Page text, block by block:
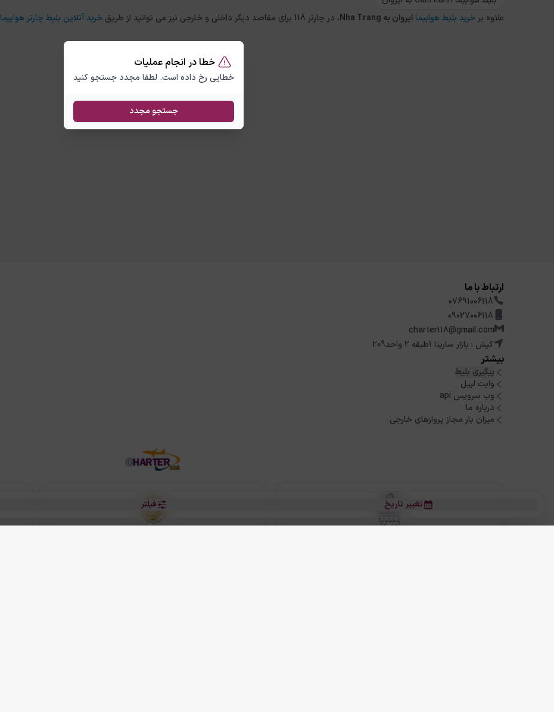
خطا در انجام عملیات
خطایی رخ داده است. لطفا مجدد جستجو کنید
جستجو مجدد
فیلتر تغییر تاریخ
علاوه بر خرید بلیط هواپیما ایروانبه Nha Trang، در چارتر 118 برای مقاصد دیگر داخلی و خارجی نیز می توانید از طریق خرید آنلاین بلیط چارتر هواپیما
ارتباط با ما
07691006118
09027006118
charter118@gmail.com
کیش : بازار سارینا 1طبقه 2 واحد209
بیشتر
پیگیری بلیط
وایت لیبل
وب سرویس api
درباره ما
میزان بار مجاز پروازهای خارجی